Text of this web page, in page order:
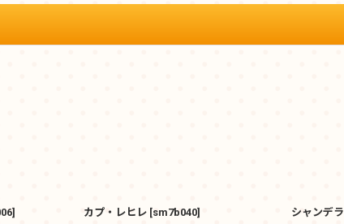
] カプ・レヒレ [sm7b040] シャンデラ